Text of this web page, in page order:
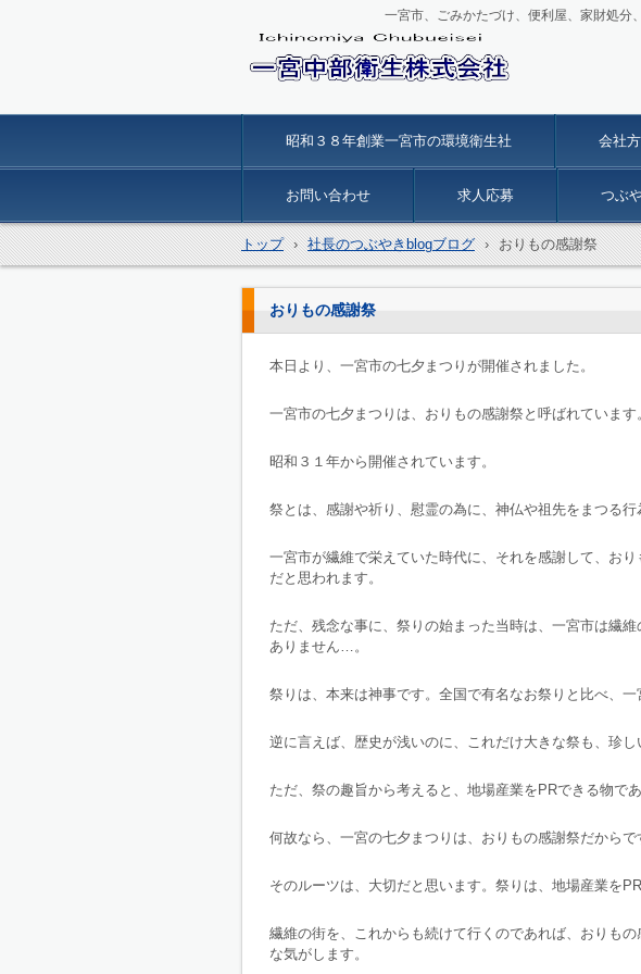
一宮市、ごみかたづけ、便利屋、家財処分
昭和３８年創業一宮市の環境衛生社 会社
お問い合わせ 求人応募 つぶ
トップ › 社長のつぶやきblogブログ › おりもの感謝祭
おりもの感謝祭
本日より、一宮市の七夕まつりが開催されました。
一宮市の七夕まつりは、おりもの感謝祭と呼ばれています
昭和３１年から開催されています。
祭とは、感謝や祈り、慰霊の為に、神仏や祖先をまつる行
一宮市が繊維で栄えていた時代に、それを感謝して、お
だと思われます。
ただ、残念な事に、祭りの始まった当時は、一宮市は繊
ありません…。
祭りは、本来は神事です。全国で有名なお祭りと比べ、一
逆に言えば、歴史が浅いのに、これだけ大きな祭も、珍し
ただ、祭の趣旨から考えると、地場産業をPRできる物で
何故なら、一宮の七夕まつりは、おりもの感謝祭だからで
そのルーツは、大切だと思います。祭りは、地場産業を
繊維の街を、これからも続けて行くのであれば、おりも
な気がします。